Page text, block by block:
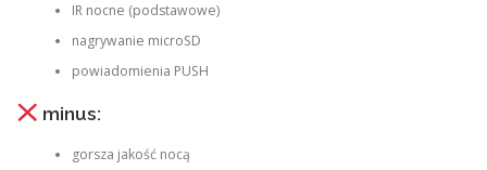
IR nocne (podstawowe)
nagrywanie microSD
powiadomienia PUSH
minus:
gorsza jakość nocą